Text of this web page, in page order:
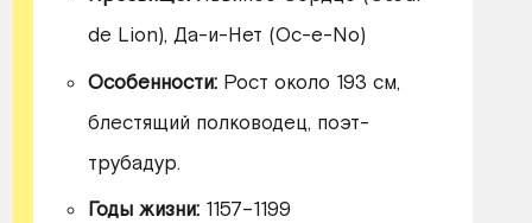
de Lion), Да-и-Нет (Oc-e-No)
Особенности:Рост около 193 см,
блестящий полководец, поэт-
трубадур.
Годы жизни:1157–1199